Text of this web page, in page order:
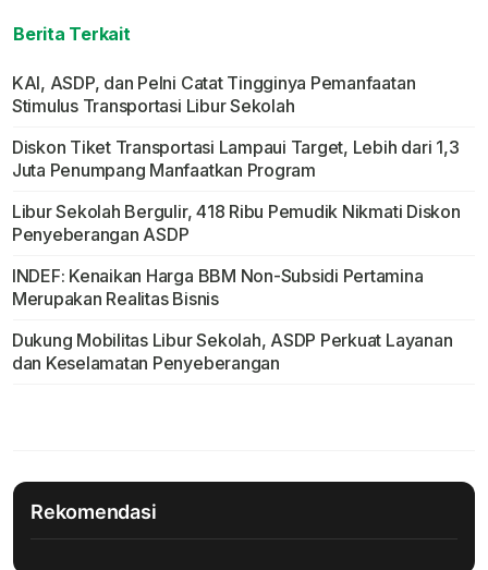
Berita Terkait
KAI, ASDP, dan Pelni Catat Tingginya Pemanfaatan
Stimulus Transportasi Libur Sekolah
Diskon Tiket Transportasi Lampaui Target, Lebih dari 1,3
Juta Penumpang Manfaatkan Program
Libur Sekolah Bergulir, 418 Ribu Pemudik Nikmati Diskon
Penyeberangan ASDP
INDEF: Kenaikan Harga BBM Non-Subsidi Pertamina
Merupakan Realitas Bisnis
Dukung Mobilitas Libur Sekolah, ASDP Perkuat Layanan
dan Keselamatan Penyeberangan
Rekomendasi